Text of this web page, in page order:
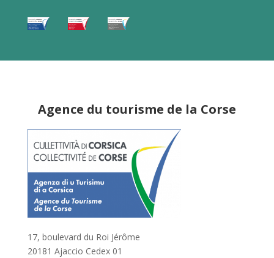
Agence du tourisme de la Corse
17, boulevard du Roi Jérôme
20181 Ajaccio Cedex 01